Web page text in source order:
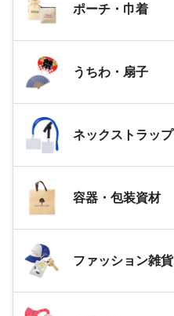
ポーチ・巾着
うちわ・扇子
ネックストラップ
容器・包装資材
ファッション雑貨